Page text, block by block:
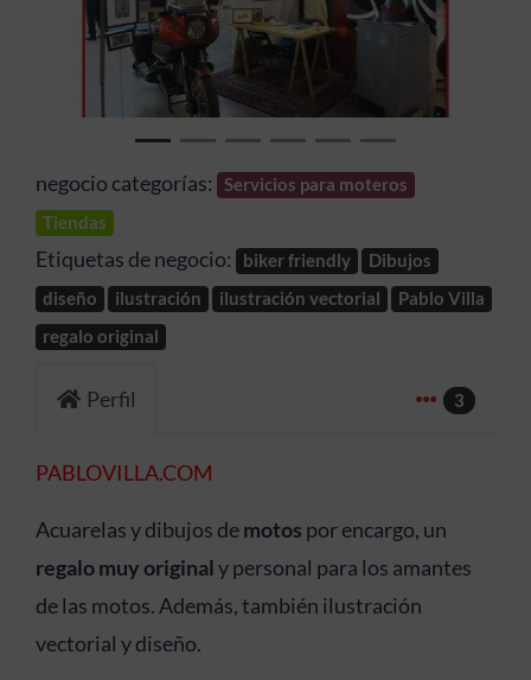
Anterior
negocio categorías:
Servicios para moteros
Tiendas
Etiquetas de negocio: biker friendly
Dibujos
diseño
ilustración ilustración vectorial
Pablo Villa
regalo original
Perfil 3
PABLOVILLA.COM
Acuarelas y dibujos demotos por encargo, un
regalo muy originaly personal para los amantes
de las motos. Además, también ilustración
vectorial y diseño.